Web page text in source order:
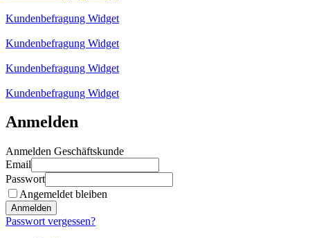
Kundenbefragung Widget
Kundenbefragung Widget
Kundenbefragung Widget
Kundenbefragung Widget
Anmelden
Anmelden Geschäftskunde
Email
Passwort
Angemeldet bleiben
Anmelden
Passwort vergessen?